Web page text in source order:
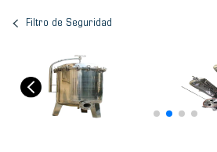
Filtro de Seguridad